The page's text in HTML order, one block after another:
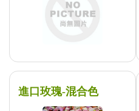
進口玫瑰-混合色